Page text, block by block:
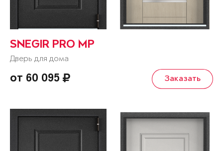
SNEGIR PRO MP
Дверь для дома
от 60 095 Заказать